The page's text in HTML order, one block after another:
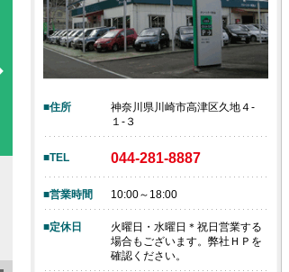
■住所
神奈川県川崎市高津区久地４‐
１‐３
■TEL 044-281-8887
■営業時間 10:00～18:00
■定休日
火曜日・水曜日＊祝日営業する
場合もございます。弊社ＨＰを
確認ください。